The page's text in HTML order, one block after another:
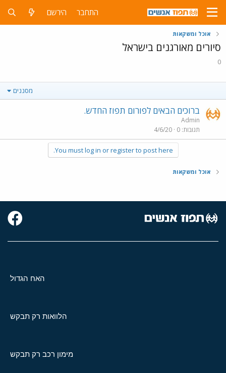
התחבר הירשם
אוכל ומשקאות
סיורים מאורגנים בישראל
0
מסננים
ברוכים הבאים לפורום תפוז החדש.
Admin
תגובות 0
4/6/20
You must log in or register to post here.
אוכל ומשקאות
האח הגדול
הלוואות רק תבקש
מימון רכב רק תבקש